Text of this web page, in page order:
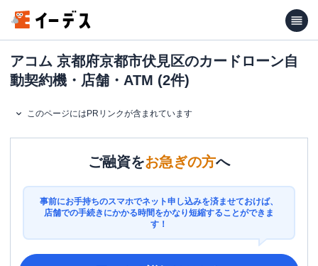
アコム 京都府京都市伏見区のカードローン自
動契約機・店舗・ATM (2件)
このページにはPRリンクが含まれています
ご融資をお急ぎの方へ
事前にお手持ちのスマホでネット申し込みを済ませておけば、
店舗での手続きにかかる時間をかなり短縮することができま
す！